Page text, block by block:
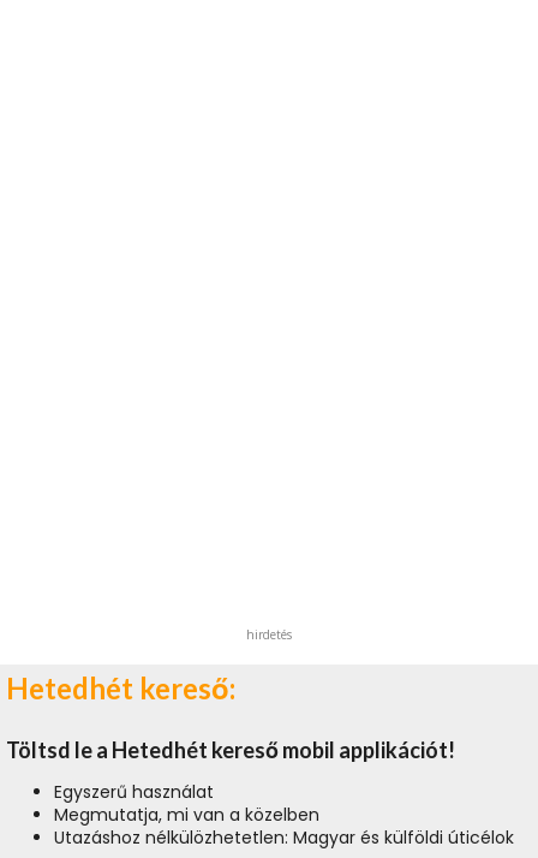
hirdetés
Hetedhét kereső:
Töltsd le a Hetedhét kereső mobil applikációt!
Egyszerű használat
Megmutatja, mi van a közelben
Utazáshoz nélkülözhetetlen: Magyar és külföldi úticélok